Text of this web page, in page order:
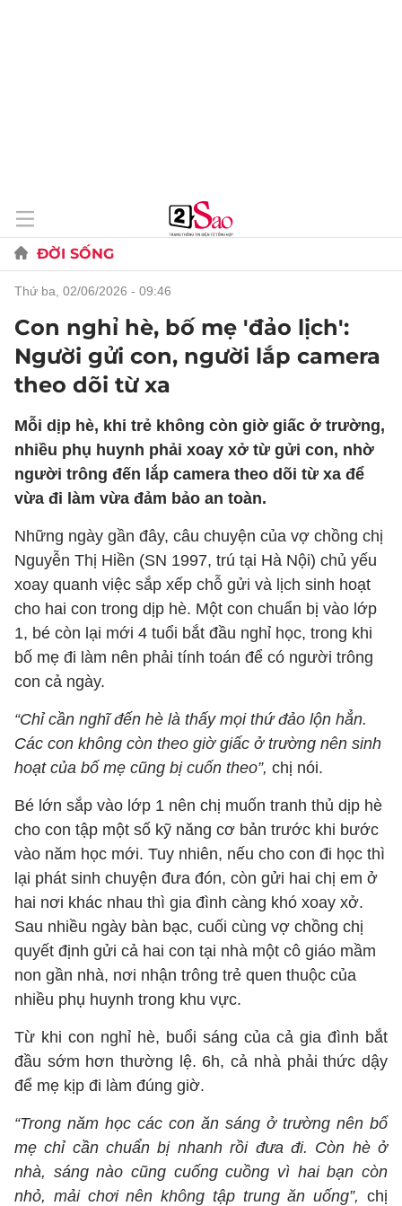
ĐỜI SỐNG
thứ ba, 02/06/2026 - 09:46
Con nghỉ hè, bố mẹ 'đảo lịch':
Người gửi con, người lắp camera
theo dõi từ xa
Mỗi dịp hè, khi trẻ không còn giờ giấc ở trường,
nhiều phụ huynh phải xoay xở từ gửi con, nhờ
người trông đến lắp camera theo dõi từ xa để
vừa đi làm vừa đảm bảo an toàn.
Những ngày gần đây, câu chuyện của vợ chồng chị
Nguyễn Thị Hiền (SN 1997, trú tại Hà Nội) chủ yếu
xoay quanh việc sắp xếp chỗ gửi và lịch sinh hoạt
cho hai con trong dịp hè. Một con chuẩn bị vào lớp
1, bé còn lại mới 4 tuổi bắt đầu nghỉ học, trong khi
bố mẹ đi làm nên phải tính toán để có người trông
con cả ngày.
“Chỉ cần nghĩ đến hè là thấy mọi thứ đảo lộn hẳn.
Các con không còn theo giờ giấc ở trường nên sinh
hoạt của bố mẹ cũng bị cuốn theo”, chị nói.
Bé lớn sắp vào lớp 1 nên chị muốn tranh thủ dịp hè
cho con tập một số kỹ năng cơ bản trước khi bước
vào năm học mới. Tuy nhiên, nếu cho con đi học thì
lại phát sinh chuyện đưa đón, còn gửi hai chị em ở
hai nơi khác nhau thì gia đình càng khó xoay xở.
Sau nhiều ngày bàn bạc, cuối cùng vợ chồng chị
quyết định gửi cả hai con tại nhà một cô giáo mầm
non gần nhà, nơi nhận trông trẻ quen thuộc của
nhiều phụ huynh trong khu vực.
Từ khi con nghỉ hè, buổi sáng của cả gia đình bắt
đầu sớm hơn thường lệ. 6h, cả nhà phải thức dậy
để mẹ kịp đi làm đúng giờ.
“Trong năm học các con ăn sáng ở trường nên bố
mẹ chỉ cần chuẩn bị nhanh rồi đưa đi. Còn hè ở
nhà, sáng nào cũng cuống cuồng vì hai bạn còn
nhỏ, mải chơi nên không tập trung ăn uống”, chị